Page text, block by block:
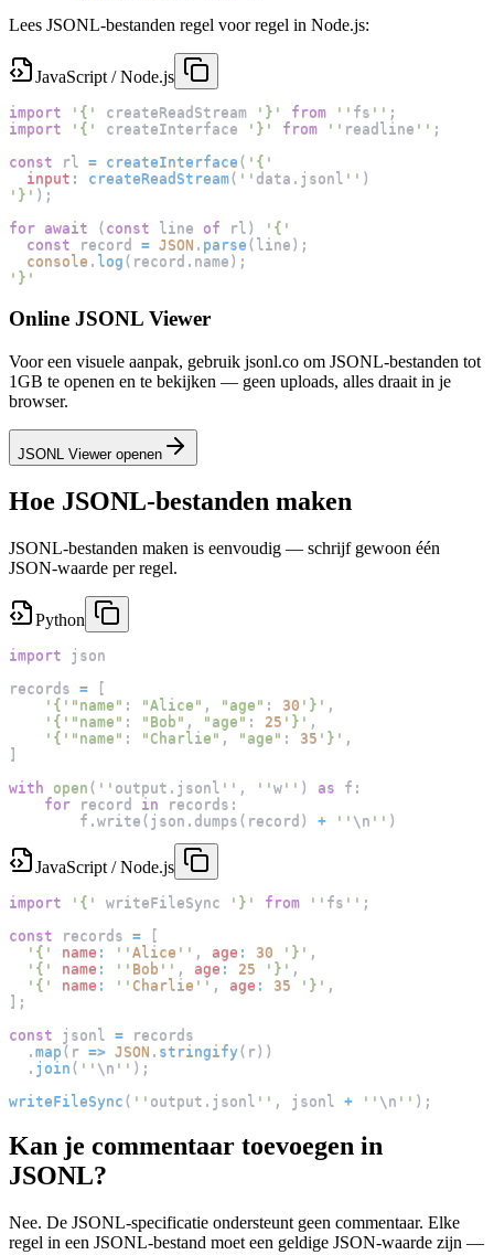
Lees JSONL-bestanden regel voor regel in Node.js:
JavaScript / Node.js
import '{' createReadStream '}' from '' fs '' ;
import
'{' createInterface '}' from '' readline '' ;
const rl = createInterface ( '{'
input : createReadStream( '' data . jsonl '' )
'}' ) ;
for await ( const line of rl )
'{'
const record = JSON . parse ( line ) ;
console . log ( record . name ) ;
'}'
Online JSONL Viewer
Voor een visuele aanpak, gebruik jsonl.co om JSONL-bestanden tot
1GB te openen en te bekijken — geen uploads, alles draait in je
browser.
JSONL Viewer openen
Hoe JSONL-bestanden maken
JSONL-bestanden maken is eenvoudig — schrijf gewoon één
JSON-waarde per regel.
Python
import json
records =
[
'{' "name" : "Alice" , "age" : 30 '}' ,
'{' "name" : "Bob" , "age" : 25 '}' ,
'{' "name" : "Charlie" , "age" : 35 '}' ,
]
with
open ( '' output . jsonl '' , '' w '' ) as f :
for record in records :
        f
. write ( json . dumps ( record ) + '' \n '' )
JavaScript / Node.js
import '{' writeFileSync '}' from '' fs '' ;
const records =
[
'{'
name : '' Alice '' , age : 30 '}' ,
'{'
name : '' Bob '' , age : 25 '}' ,
'{'
name : '' Charlie '' , age : 35 '}' ,
] ;
const jsonl = records
. map ( r => JSON . stringify ( r) )
. join ( '' \n '' ) ;
writeFileSync ( '' output . jsonl '' , jsonl + '' \n '' ) ;
Kan je commentaar toevoegen in
JSONL?
Nee. De JSONL-specificatie ondersteunt geen commentaar. Elke
regel in een JSONL-bestand moet een geldige JSON-waarde zijn —